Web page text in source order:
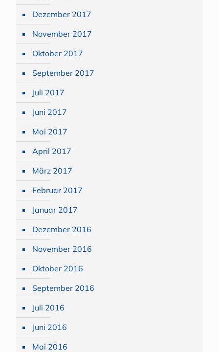
Dezember 2017
November 2017
Oktober 2017
September 2017
Juli 2017
Juni 2017
Mai 2017
April 2017
März 2017
Februar 2017
Januar 2017
Dezember 2016
November 2016
Oktober 2016
September 2016
Juli 2016
Juni 2016
Mai 2016